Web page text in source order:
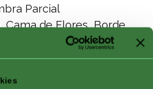
Parcial
Cama de Flores, Borde